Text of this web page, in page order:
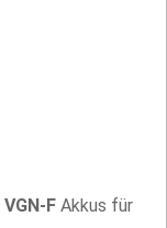
F Akkus für